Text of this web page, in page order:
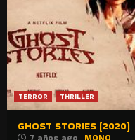
TERROR THRILLER
GHOST STORIES (2020)
7 años ago MONO